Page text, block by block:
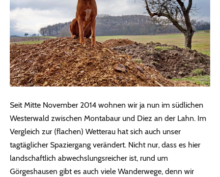
Seit Mitte November 2014 wohnen wir ja nun im südlichen
Westerwald zwischen Montabaur und Diez an der Lahn. Im
Vergleich zur (flachen) Wetterau hat sich auch unser
tagtäglicher Spaziergang verändert. Nicht nur, dass es hier
landschaftlich abwechslungsreicher ist, rund um
Görgeshausen gibt es auch viele Wanderwege, denn wir